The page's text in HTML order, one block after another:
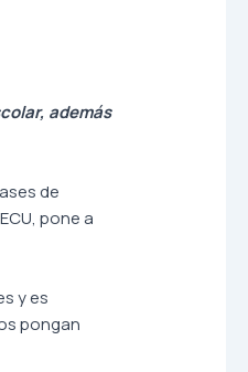
además
de
pone a
y es
pongan